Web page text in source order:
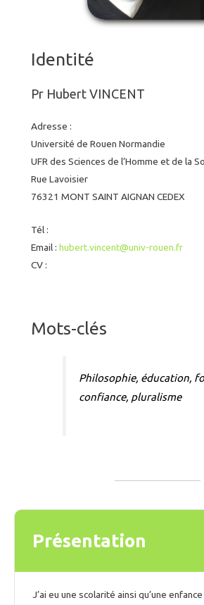
Identité
Pr Hubert VINCENT
Adresse :
Université de Rouen Normandie
UFR des Sciences de l’Homme et de la
Rue Lavoisier
76321 MONT SAINT AIGNAN CEDEX
Tél :
Email : hubert.vincent@univ-rouen.fr
CV :
Mots-clés
Philosophie, éducation,
confiance, pluralisme
Présentation
J’ai eu une scolarité ainsi qu’une